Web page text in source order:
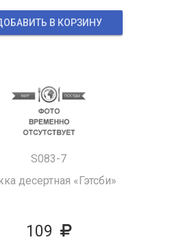
В КОРЗИНУ
S083-7
десертная «Гэтсби»
109